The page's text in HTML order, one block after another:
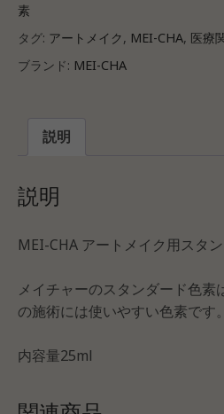
素
タグ: アートメイク, MEI-CHA, 医療
ブランド: MEI-CHA
説明
説明
MEI-CHA アートメイク用スタ
メイチャーのスタンダード色
の施術には使いやすい色素です。
内容量25ml